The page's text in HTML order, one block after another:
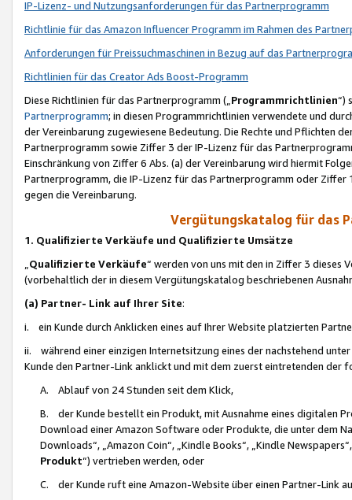
IP-Lizenz- und Nutzungsanforderungen für das Partnerprogramm
Richtlinie für das Amazon Influencer Programm im Rahmen des
Anforderungen für Preissuchmaschinen in Bezug auf das
Richtlinien für das Creator Ads Boost-Programm
Diese Richtlinien für das Partnerprogramm („Programmrichtlinien“)
Partnerprogramm; in diesen Programmrichtlinien verwendete und
der Vereinbarung zugewiesene Bedeutung. Die Rechte und Pflichten
Partnerprogramm sowie Ziffer 3 der IP-Lizenz für das
Einschränkung von Ziffer 6 Abs. (a) der Vereinbarung wird hiermit
Partnerprogramm, die IP-Lizenz für das Partnerprogramm oder
gegen die Vereinbarung.
Vergütungskatalog für das
1. Qualifizierte Verkäufe und Qualifizierte Umsätze
Qualifizierte Verkäufe“ werden von uns mit den in Ziffer 3
(vorbehaltlich der in diesem Vergütungskatalog beschriebenen
(a) Partner- Link auf Ihrer Site:
i. ein Kunde durch Anklicken eines auf Ihrer Website platzierten
ii. während einer einzigen Internetsitzung eines der nachstehend
Kunde den Partner-Link anklickt und mit dem zuerst eintretenden der
A. Ablauf von 24 Stunden seit dem Klick,
B. der Kunde bestellt ein Produkt, mit Ausnahme eines digitalen
Download einer Amazon Software oder Produkte, die unter dem
Downloads“, „Amazon Coin“, „Kindle Books“, „Kindle
Produkt“) vertrieben werden, oder
C. der Kunde ruft eine Amazon-Website über einen Partner-Link